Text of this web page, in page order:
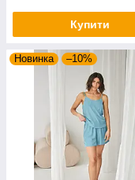
Купити
Новинка –10%